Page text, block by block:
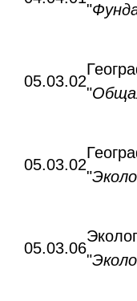
"
05.03.02
"
05.03.02
"
05.03.06
"